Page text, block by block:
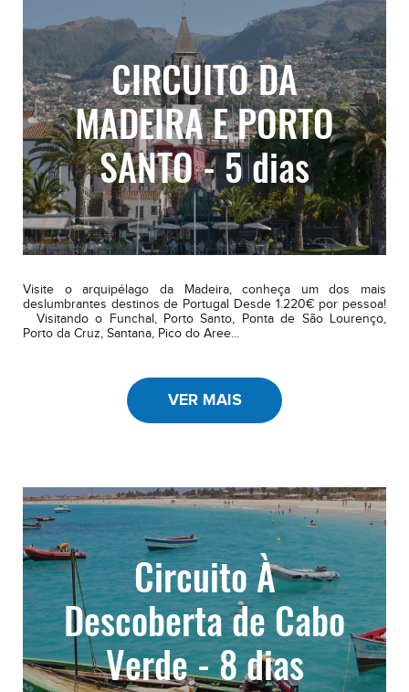
CIRCUITO DA
MADEIRA E PORTO
SANTO - 5 dias
Visite o arquipélago da Madeira, conheça um dos mais
deslumbrantes destinos de Portugal Desde 1.220€ por pessoa!
Visitando o Funchal, Porto Santo, Ponta de São Lourenço,
Porto da Cruz, Santana, Pico do Aree...
VER MAIS
Circuito À
Descoberta de Cabo
Verde - 8 dias